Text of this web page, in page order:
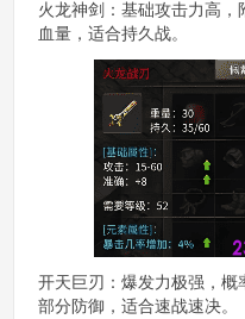
火龙神剑：基础攻击力高
血量，适合持久战。
开天巨刃：爆发力极强，概
部分防御，适合速战速决。